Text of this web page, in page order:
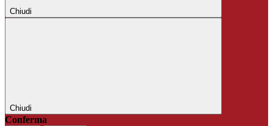
Chiudi
Chiudi
Conferma